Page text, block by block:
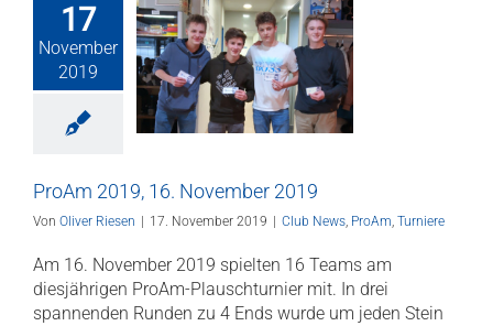
17
November
2019
2019, 16.
2019
Turniere
ProAm 2019, 16. November 2019
Von Oliver Riesen 17. November 2019 Club News, ProAm, Turniere
Am 16. November 2019 spielten 16 Teams am
diesjährigen ProAm-Plauschturnier mit. In drei
spannenden Runden zu 4 Ends wurde um jeden Stein